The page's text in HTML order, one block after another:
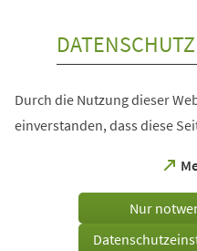
Durch die Nutzung dieser
einverstanden, dass diese
Tab)
Nur